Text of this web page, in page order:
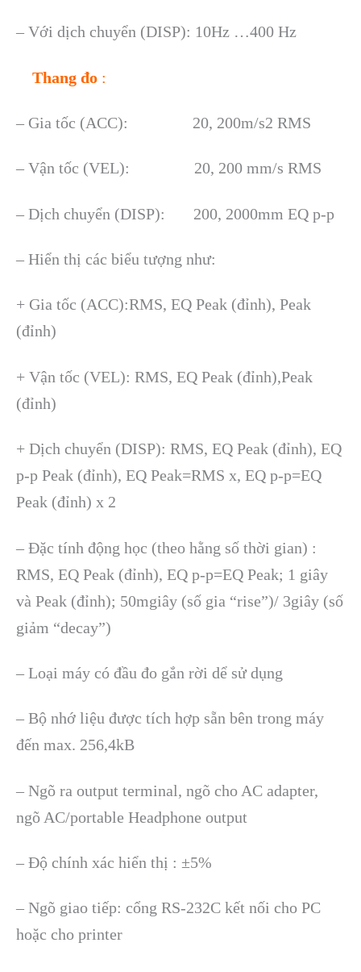
– Với dịch chuyển (DISP): 10Hz …400 Hz
Thang đo :
– Gia tốc (ACC): 20, 200m/s2 RMS
– Vận tốc (VEL): 20, 200 mm/s RMS
– Dịch chuyển (DISP): 200, 2000mm EQ p-p
– Hiển thị các biểu tượng như:
+ Gia tốc (ACC):RMS, EQ Peak (đỉnh), Peak
(đỉnh)
+ Vận tốc (VEL): RMS, EQ Peak (đỉnh),Peak
(đỉnh)
+ Dịch chuyển (DISP): RMS, EQ Peak (đỉnh), EQ
p-p Peak (đỉnh), EQ Peak=RMS x, EQ p-p=EQ
Peak (đỉnh) x 2
– Đặc tính động học (theo hằng số thời gian) :
RMS, EQ Peak (đỉnh), EQ p-p=EQ Peak; 1 giây
và Peak (đỉnh); 50mgiây (số gia “rise”)/ 3giây (số
giảm “decay”)
– Loại máy có đầu đo gắn rời dể sử dụng
– Bộ nhớ liệu được tích hợp sẵn bên trong máy
đến max. 256,4kB
– Ngõ ra output terminal, ngõ cho AC adapter,
ngõ AC/portable Headphone output
– Độ chính xác hiển thị : ±5%
– Ngõ giao tiếp: cổng RS-232C kết nối cho PC
hoặc cho printer